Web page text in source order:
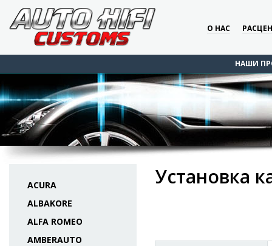
О НАС
НАШИ
ACURA
ALBAKORE
ALFA ROMEO
AMBERAUTO
Установка